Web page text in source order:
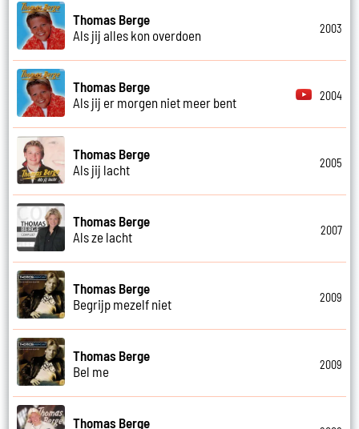
Thomas Berge
Als jij alles kon overdoen
2003
Thomas Berge
Als jij er morgen niet meer bent
2004
Thomas Berge
Als jij lacht
2005
Thomas Berge
Als ze lacht
2007
Thomas Berge
Begrijp mezelf niet
2009
Thomas Berge
Bel me
2009
Thomas Berge